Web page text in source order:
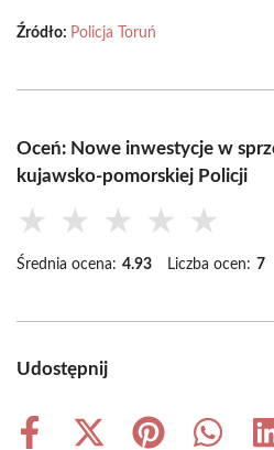
Źródło: Policja Toruń
Oceń: Nowe inwestycje w
kujawsko-pomorskiej Policji
★ ★ ★ ★ ★
Średnia ocena: 4.93 Liczba ocen: 7
Udostępnij
Share
Share
Share
Share